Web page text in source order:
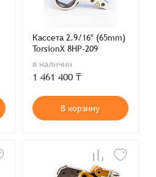
Кассета 2.9/16" (65mm)
TorsionX 8HP-209
в наличии
1 461 400 ₸
В корзину